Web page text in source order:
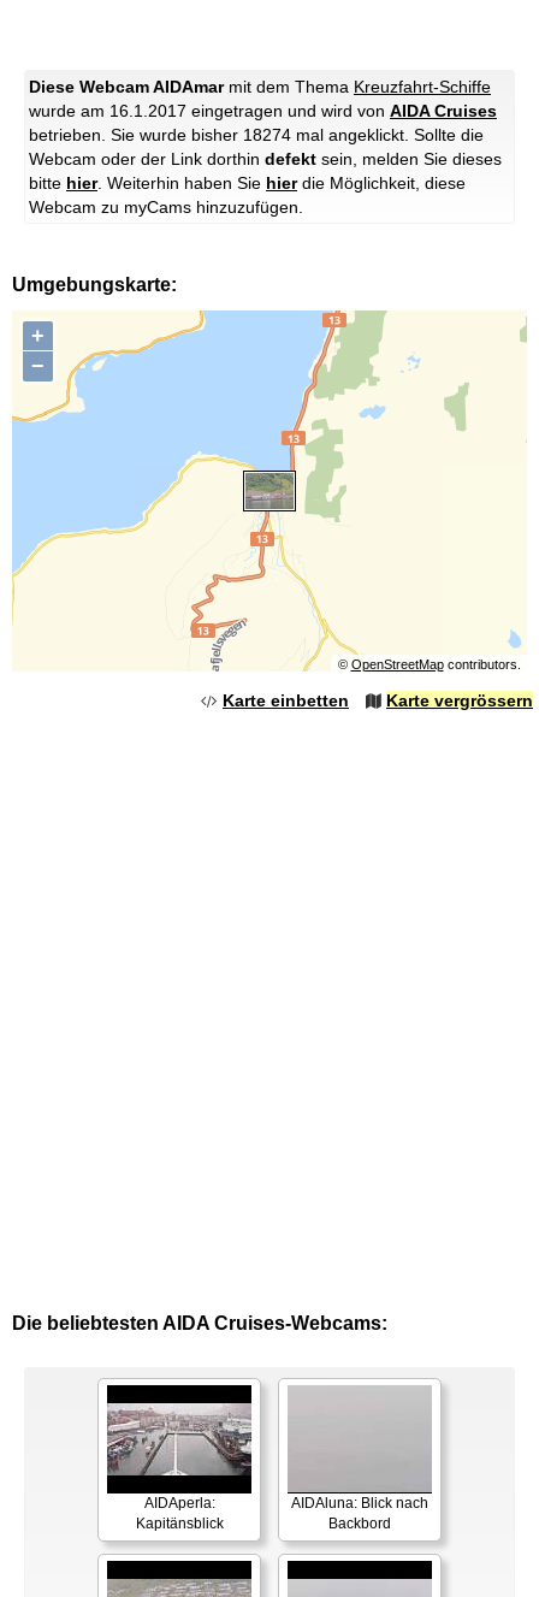
Diese Webcam AIDAmarmit dem Thema Kreuzfahrt-Schiffe
wurde am 16.1.2017 eingetragen und wird von AIDA Cruises
betrieben. Sie wurde bisher 18274 mal angeklickt. Sollte die
Webcam oder der Link dorthin defekt sein, melden Sie dieses
bitte hier. Weiterhin haben Sie hierdie Möglichkeit, diese
Webcam zu myCams hinzuzufügen.
Umgebungskarte:
+
−
© OpenStreetMapcontributors.
Karte einbetten Karte vergrössern
Die beliebtesten AIDA Cruises-Webcams:
AIDAperla:
Kapitänsblick
AIDAluna: Blick nach
Backbord